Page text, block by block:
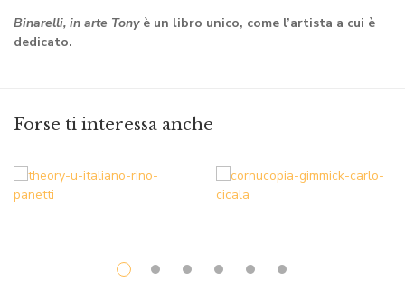
Binarelli, in arte Tonyè un libro unico, come l’artista a cui è
dedicato.
Forse ti interessa anche